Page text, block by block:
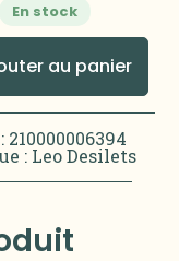
En stock
au panier
210000006394
: Leo Desilets